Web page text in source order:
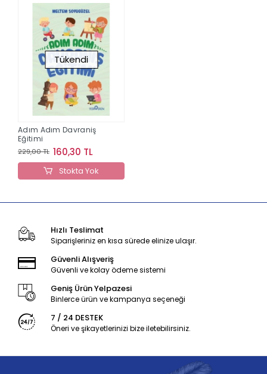
Tükendi
Adım Adım Davraniş
Eğitimi
229,00 TL 160,30 TL
Stokta Yok
Hızlı Teslimat
Siparişleriniz en kısa sürede elinize ulaşır.
Güvenli Alışveriş
Güvenli ve kolay ödeme sistemi
Geniş Ürün Yelpazesi
Binlerce ürün ve kampanya seçeneği
7 / 24 DESTEK
Öneri ve şikayetlerinizi bize iletebilirsiniz.